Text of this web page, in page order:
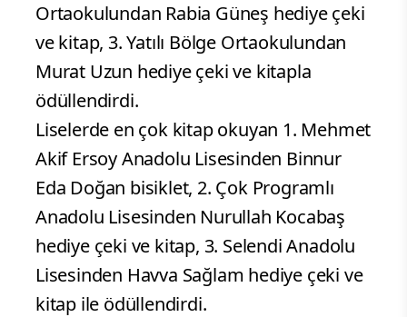
Ortaokulundan Rabia Güneş hediye çeki
ve kitap, 3. Yatılı Bölge Ortaokulundan
Murat Uzun hediye çeki ve kitapla
ödüllendirdi.
Liselerde en çok kitap okuyan 1. Mehmet
Akif Ersoy Anadolu Lisesinden Binnur
Eda Doğan bisiklet, 2. Çok Programlı
Anadolu Lisesinden Nurullah Kocabaş
hediye çeki ve kitap, 3. Selendi Anadolu
Lisesinden Havva Sağlam hediye çeki ve
kitap ile ödüllendirdi.